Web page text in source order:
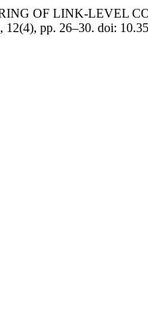
OF LINK-LEVEL
, 12(4), pp. 26–30. doi: